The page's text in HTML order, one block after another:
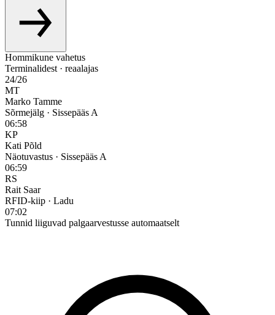
Hommikune vahetus
Terminalidest · reaalajas
24/26
MT
Marko Tamme
Sõrmejälg · Sissepääs A
06:58
KP
Kati Põld
Näotuvastus · Sissepääs A
06:59
RS
Rait Saar
RFID-kiip · Ladu
07:02
Tunnid liiguvad palgaarvestusse automaatselt